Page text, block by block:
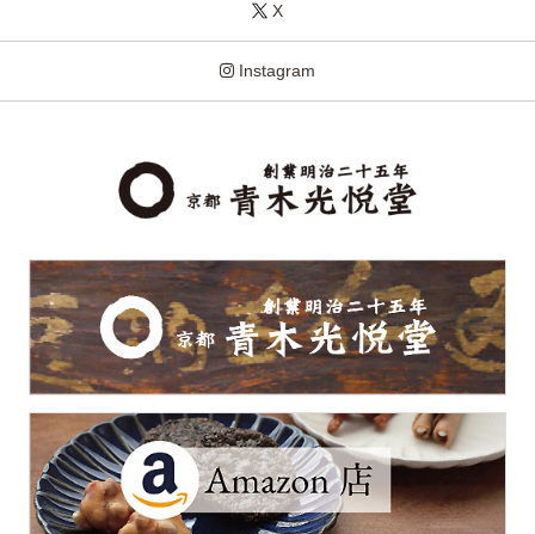
X
Instagram